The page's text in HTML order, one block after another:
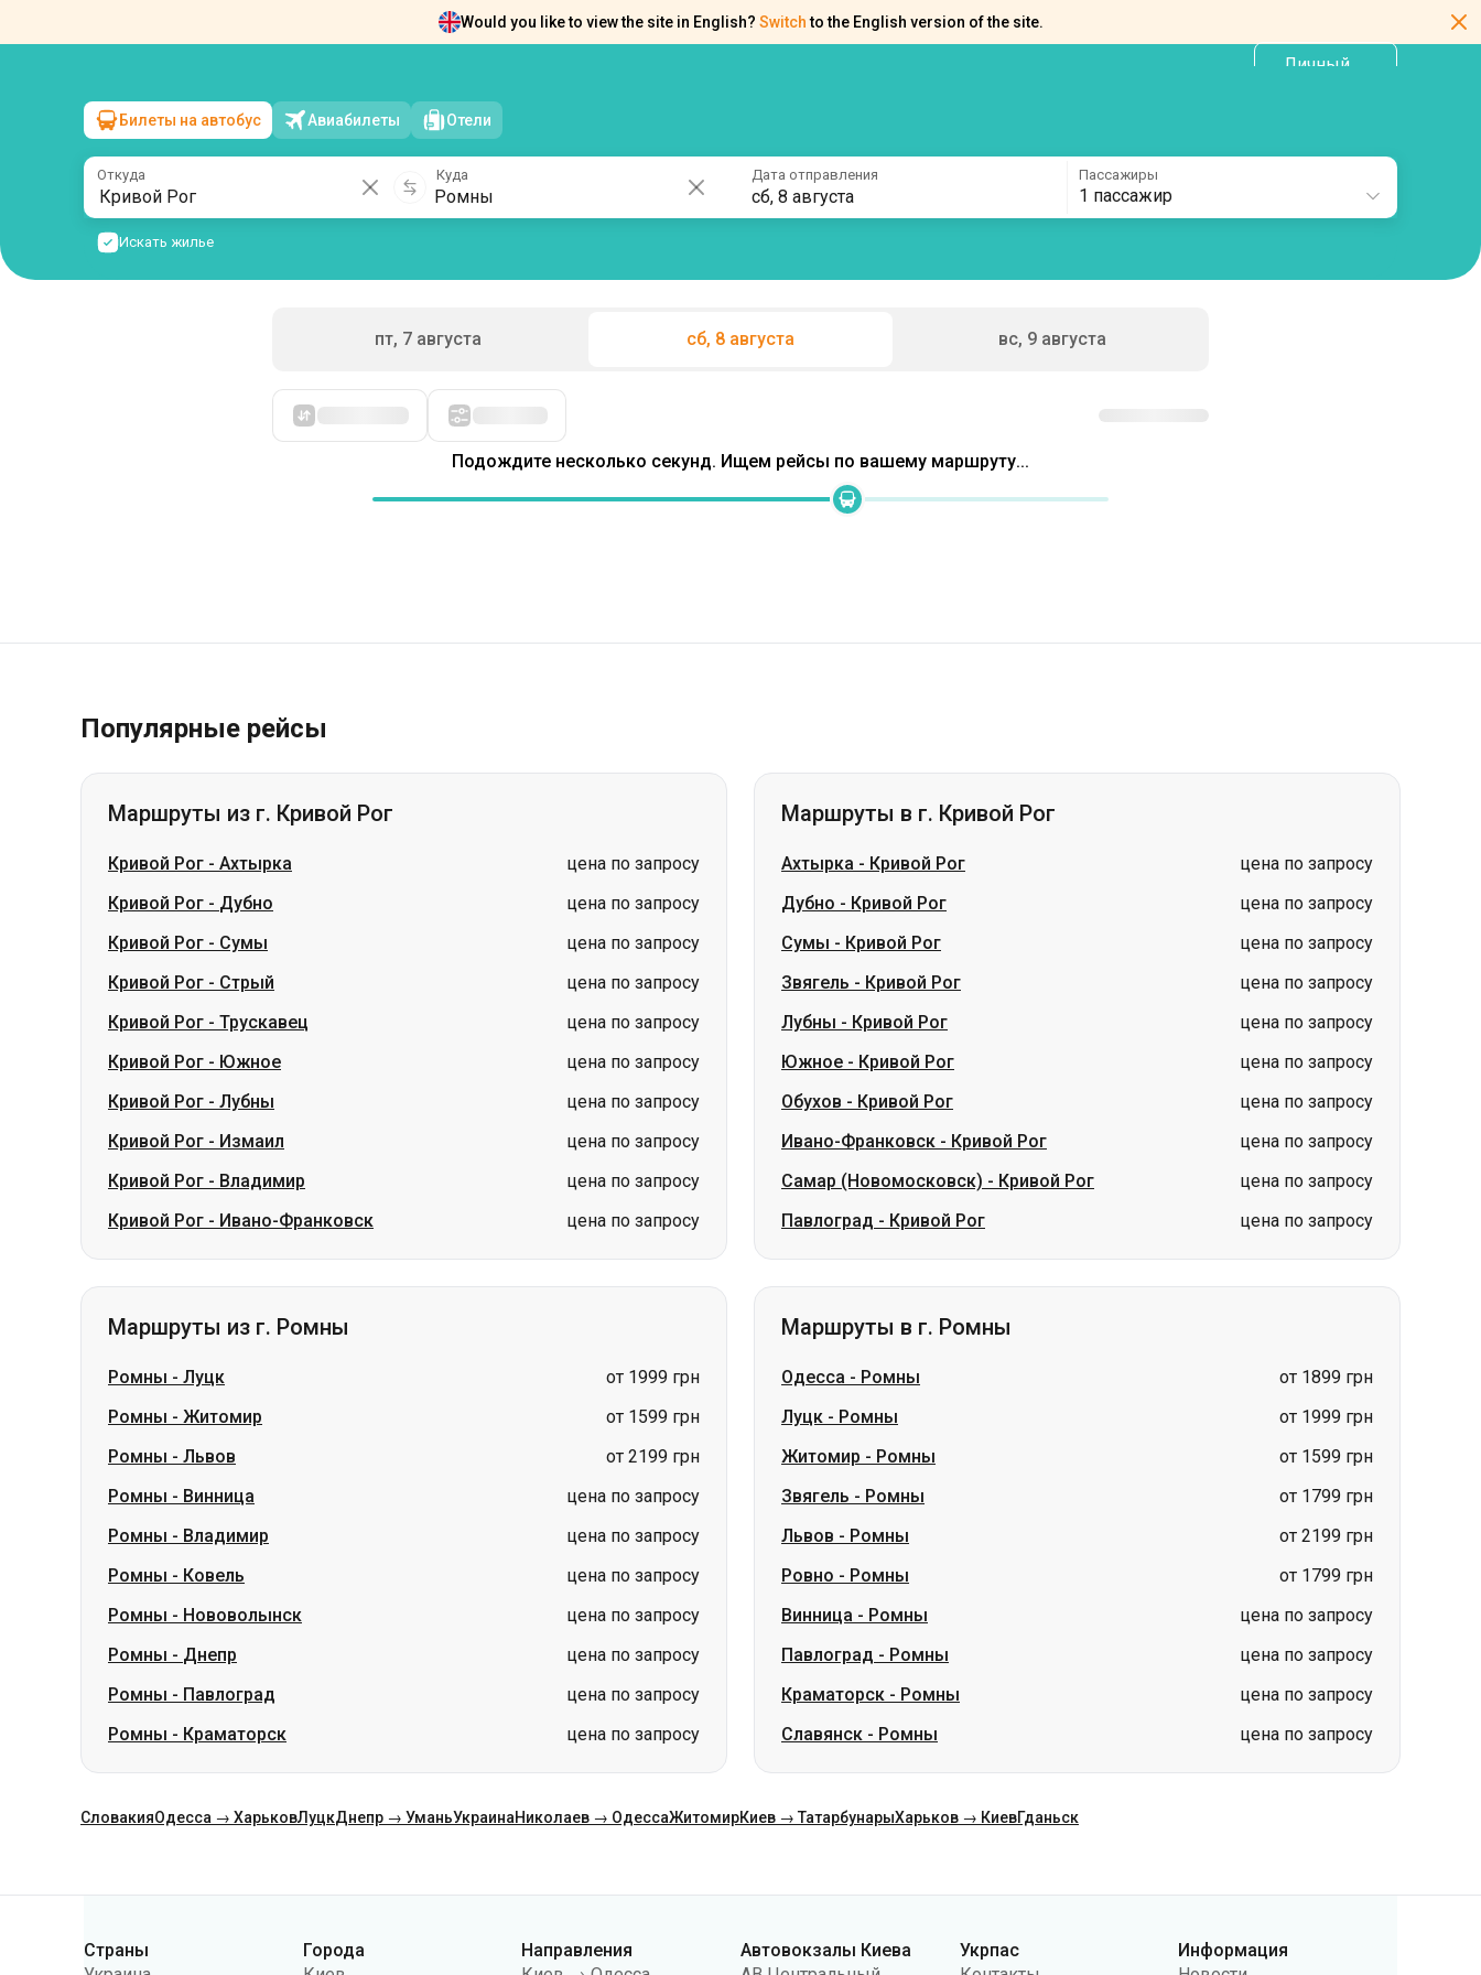
Would you like to view the site in English? Switch to the English version of the site.
Личный
Кривой Рог→ Ромны
сб, 8 августа/1 пассажир
Билеты на автобус Авиабилеты Отели
Откуда Куда Дата отправления
сб, 8 августа
Пассажиры
1 пассажир
Искать жилье
пт, 7 августа сб, 8 августа вс, 9 августа
Сначала дешевые
Кривой Рог Ахтырка
Кривой Рог - Сумы
Кривой Рог-Стрый
цена по запросу
Кривой Рог-Трускавец
цена по запросу
Кривой Рог-Южное
цена по запросу
Кривой Рог-Лубны
цена по запросу
Кривой Рог-Измаил
цена по запросу
Кривой Рог-Владимир
цена по запросу
Кривой Рог-Ивано-Франковск цена по запросу
Сумы-Кривой Рог
Звягель-Кривой Рог
цена по запросу
Лубны-Кривой Рог
цена по запросу
Южное-Кривой Рог
цена по запросу
Обухов-Кривой Рог
цена по запросу
Ивано-Франковск-
цена по запросу
Самар (Новомосковск)
цена по запросу
Павлоград-Кривой Рог цена по запросу
Маршруты из г. Ромны
Ромны-Луцк
от 1999 грн
Ромны-Львов
Ромны-Винница
цена по запросу
Ромны-Владимир
цена по запросу
Ромны-Ковель
цена по запросу
Ромны-Нововолынск
цена по запросу
Ромны-Днепр
цена по запросу
Ромны-Павлоград
цена по запросу
Ромны-Краматорск цена по запросу
Маршруты в г. Ромны
Одесса-Ромны
от 1899 грн
Житомир- Ромны
Звягель-Ромны
от 1799 грн
Львов-Ромны
от 2199 грн
Ровно-Ромны
от 1799 грн
Винница-Ромны
цена по запросу
Павлоград-Ромны
цена по запросу
Краматорск-Ромны
цена по запросу
Славянск-Ромны цена по запросу
СловакияОдесса → Харьков Николаев → ОдессаЖитомир Киев → ТатарбунарыХарьков → Киев
Категории
Германия
Чехия
Днепр
Львов
Варшава → Днепр
Днепр → Одесса
АС Южная
АС Дарница
Политика
конфиденциальности
Возврат билетов
Карта сайта